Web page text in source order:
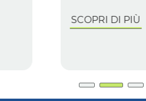
SCOPRI DI PIÙ